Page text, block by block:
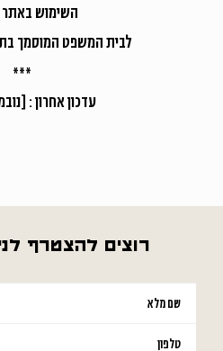
השימוש
לבית המשפט המוסמך
***
עדכון אחרון : [נובמבר
רוצים להצטרף
אנא